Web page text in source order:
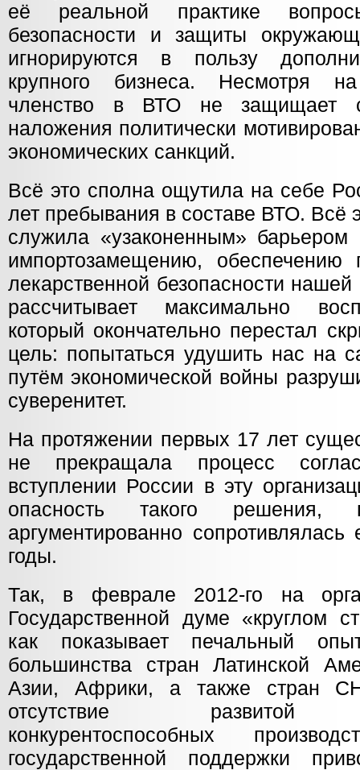
её реальной практике
безопасности и защиты
игнорируются в пользу
крупного бизнеса. Несмотря
членство в ВТО не защищает
наложения политически
экономических санкций.
Всё это сполна ощутила на себе
лет пребывания в составе ВТО. Всё
служила «узаконенным»
импортозамещению, обеспечению
лекарственной безопасности
рассчитывает максимально
который окончательно перестал
цель: попытаться удушить нас на
путём экономической войны
суверенитет.
На протяжении первых 17 лет
не прекращала процесс
вступлении России в эту
опасность такого решения,
аргументированно
годы.
Так, в феврале 2012-го на
Государственной думе «круглом
как показывает печальный
большинства стран Латинской
Азии, Африки, а также стран
отсутствие развитой
конкурентоспособных
государственной поддержки